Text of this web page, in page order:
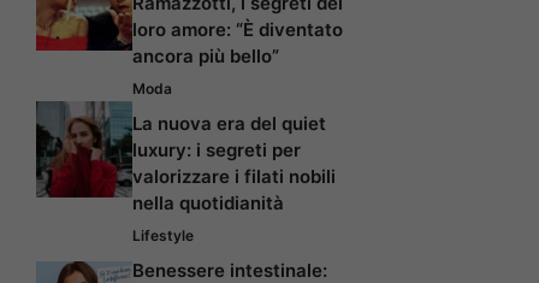
loro amore: “È diventato
ancora più bello”
Moda
La nuova era del quiet
luxury: i segreti per
valorizzare i filati nobili
nella quotidianità
Lifestyle
Benessere intestinale: